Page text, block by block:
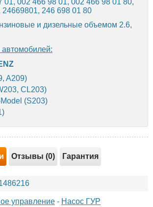
24669801, 246 698 01 80
и дизельные объемом 2.6,
A209)
CL203)
(S203)
Отзывы (0) Гарантия
управление - Насос ГУР